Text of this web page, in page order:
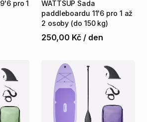
9'6 pro 1
WATTSUP Sada
paddleboardu 11'6 pro 1 až
2 osoby (do 150 kg)
250,00 Kč / den